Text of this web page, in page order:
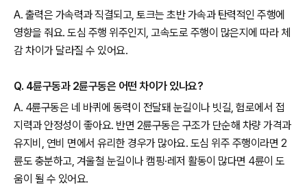
A. 출력은 가속력과 직결되고, 토크는 초반 가속과 탄력적인 주행에
영향을 줘요. 도심 주행 위주인지, 고속도로 주행이 많은지에 따라 체
감 차이가 달라질 수 있어요.
Q. 4륜구동과 2륜구동은 어떤 차이가 있나요?
A. 4륜구동은 네 바퀴에 동력이 전달돼 눈길이나 빗길, 험로에서 접
지력과 안정성이 좋아요. 반면 2륜구동은 구조가 단순해 차량 가격과
유지비, 연비 면에서 유리한 경우가 많아요. 도심 위주 주행이라면 2
륜도 충분하고, 겨울철 눈길이나 캠핑·레저 활동이 많다면 4륜이 도
움이 될 수 있어요.